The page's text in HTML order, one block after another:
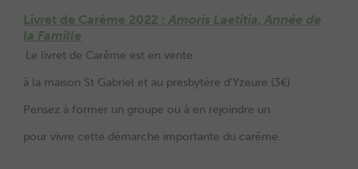
Livret de Carême 2022 : Amoris Laetitia, Année de
la Famille
Le livret de Carême est en vente
à la maison St Gabriel et au presbytère d’Yzeure (3€)
Pensez à former un groupe ou à en rejoindre un
pour vivre cette démarche importante du carême.